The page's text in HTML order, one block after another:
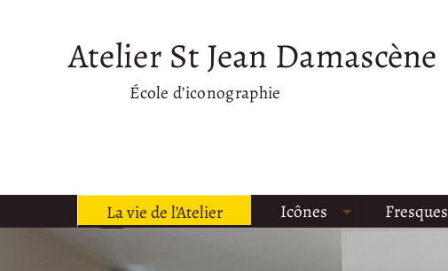
Atelier St Jean Damascène
École d’iconographie
La vie de l’Atelier Icônes Fresques